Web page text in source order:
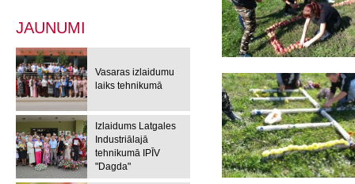
JAUNUMI
Vasaras izlaidumu
laiks tehnikumā
Izlaidums Latgales
Industriālajā
tehnikumā IPĪV
"Dagda"